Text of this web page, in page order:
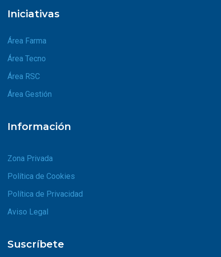
Iniciativas
Área Farma
Área Tecno
Área RSC
Área Gestión
Información
Zona Privada
Política de Cookies
Política de Privacidad
Aviso Legal
Suscríbete